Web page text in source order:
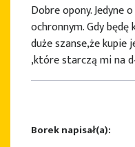
Dobre opony.
ochronnym. Gdy
duże szanse,że kupie
,które starczą mi na
Borek napisał(a):